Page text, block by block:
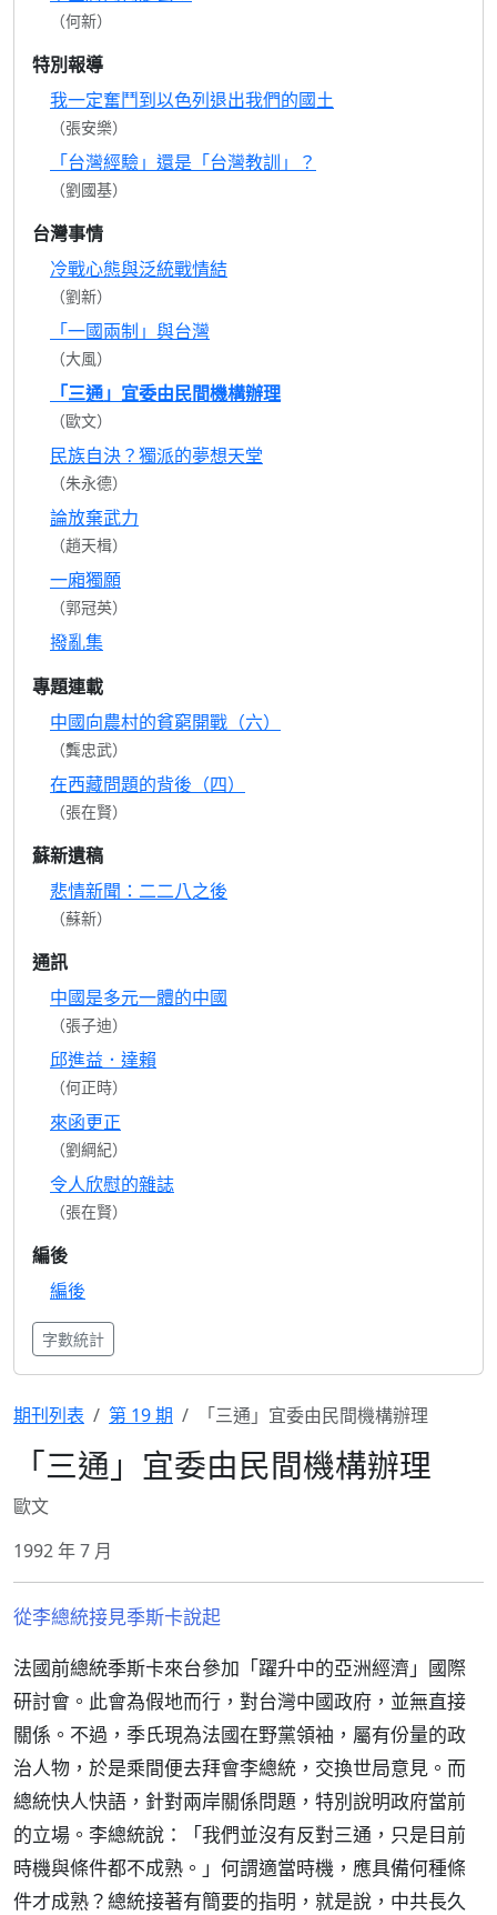
（何新）
特別報導
我一定奮鬥到以色列退出我們的國土
（張安樂）
「台灣經驗」還是「台灣教訓」？
（劉國基）
台灣事情
冷戰心態與泛統戰情結
（劉新）
「一國兩制」與台灣
（大風）
「三通」宜委由民間機構辦理
（歐文）
民族自決？獨派的夢想天堂
（朱永德）
論放棄武力
（趙天楫）
一廂獨願
（郭冠英）
撥亂集
專題連載
中國向農村的貧窮開戰（六）
（龔忠武）
在西藏問題的背後（四）
（張在賢）
蘇新遺稿
悲情新聞：二二八之後
（蘇新）
通訊
中國是多元一體的中國
（張子迪）
邱進益．達賴
（何正時）
來函更正
（劉綱紀）
令人欣慰的雜誌
（張在賢）
編後
編後
字數統計
期刊列表 第 19 期 「三通」宜委由民間機構辦理
「三通」宜委由民間機構辦理
歐文
1992 年 7 月
從李總統接見季斯卡說起
法國前總統季斯卡來台參加「躍升中的亞洲經濟」國際
研討會。此會為假地而行，對台灣中國政府，並無直接
關係。不過，季氏現為法國在野黨領袖，屬有份量的政
治人物，於是乘間便去拜會李總統，交換世局意見。而
總統快人快語，針對兩岸關係問題，特別說明政府當前
的立場。李總統說：「我們並沒有反對三通，只是目前
時機與條件都不成熟。」何謂適當時機，應具備何種條
件才成熟？總統接著有簡要的指明，就是說，中共長久